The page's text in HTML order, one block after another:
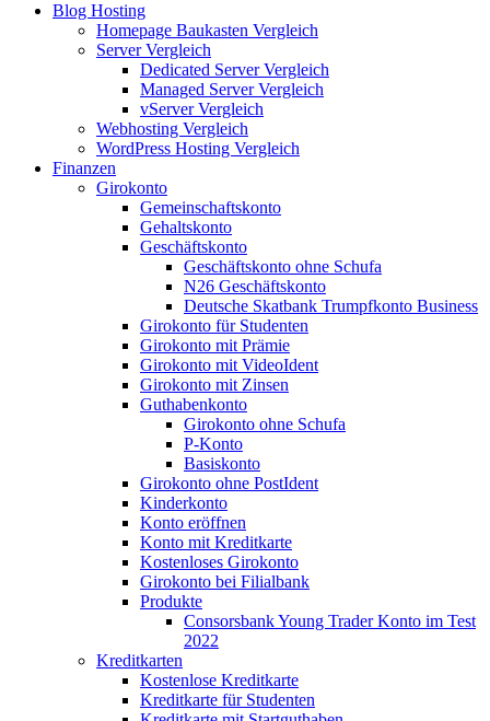
Blog Hosting
Homepage Baukasten Vergleich
Server Vergleich
Dedicated Server Vergleich
Managed Server Vergleich
vServer Vergleich
Webhosting Vergleich
WordPress Hosting Vergleich
Finanzen
Girokonto
Gemeinschaftskonto
Gehaltskonto
Geschäftskonto
Geschäftskonto ohne Schufa
N26 Geschäftskonto
Deutsche Skatbank Trumpfkonto Business
Girokonto für Studenten
Girokonto mit Prämie
Girokonto mit VideoIdent
Girokonto mit Zinsen
Guthabenkonto
Girokonto ohne Schufa
P-Konto
Basiskonto
Girokonto ohne PostIdent
Kinderkonto
Konto eröffnen
Konto mit Kreditkarte
Kostenloses Girokonto
Girokonto bei Filialbank
Produkte
Consorsbank Young Trader Konto im Test
2022
Kreditkarten
Kostenlose Kreditkarte
Kreditkarte für Studenten